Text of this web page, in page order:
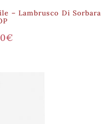
– Lambrusco Di Sorbara
€